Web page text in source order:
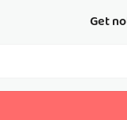
Get